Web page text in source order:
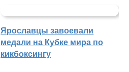
Ярославцы завоевали
медали на Кубке мира по
кикбоксингу